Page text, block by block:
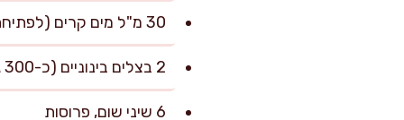
30 מ"ל מים קרים (לפתיחת גרגירים בין אידויים)
2 בצלים בינוניים (כ-300 גרם), קצוצים דק
6 שיני שום, פרוסות